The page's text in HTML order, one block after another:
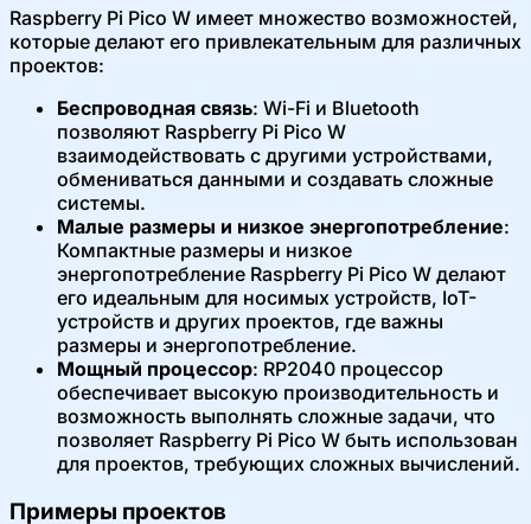
Raspberry Pi Pico W имеет множество возможностей,
которые делают его привлекательным для различных
проектов:
Беспроводная связь: Wi-Fi и Bluetooth
позволяют Raspberry Pi Pico W
взаимодействовать с другими устройствами,
обмениваться данными и создавать сложные
системы.
Малые размеры и низкое энергопотребление:
Компактные размеры и низкое
энергопотребление Raspberry Pi Pico W делают
его идеальным для носимых устройств, IoT-
устройств и других проектов, где важны
размеры и энергопотребление.
Мощный процессор: RP2040 процессор
обеспечивает высокую производительность и
возможность выполнять сложные задачи, что
позволяет Raspberry Pi Pico W быть использован
для проектов, требующих сложных вычислений.
Примеры проектов